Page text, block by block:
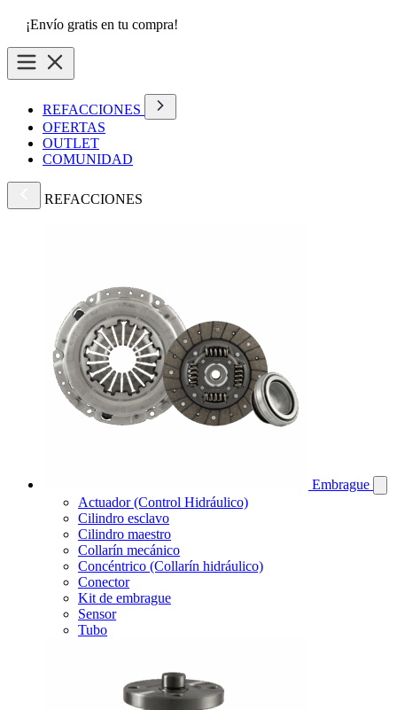
¡Envío gratis en tu compra!
REFACCIONES
OFERTAS
OUTLET
COMUNIDAD
REFACCIONES
Embrague
Actuador (Control Hidráulico)
Cilindro esclavo
Cilindro maestro
Collarín mecánico
Concéntrico (Collarín hidráulico)
Conector
Kit de embrague
Sensor
Tubo